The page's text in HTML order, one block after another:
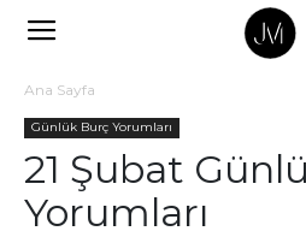
Ana Sayfa
Günlük Burç Yorumları
21 Şubat
Yorumları